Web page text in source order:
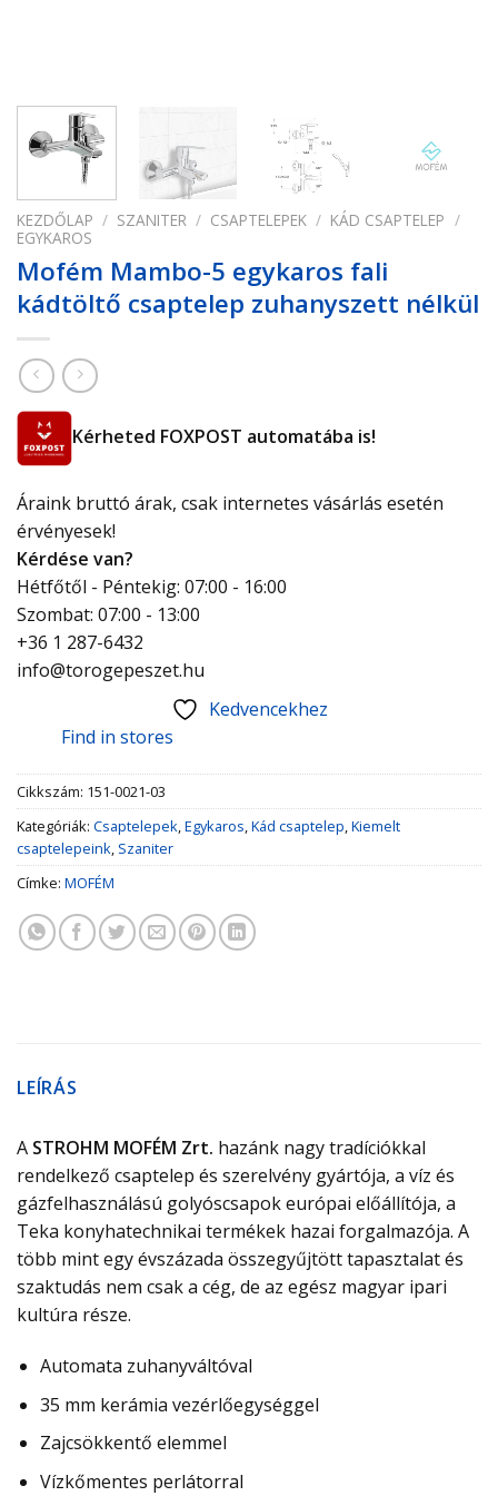
KEZDŐLAP / SZANITER / CSAPTELEPEK / KÁD CSAPTELEP /
EGYKAROS
Mofém Mambo-5 egykaros fali
kádtöltő csaptelep zuhanyszett nélkül
Kérheted FOXPOST automatába is!
Áraink bruttó árak, csak internetes vásárlás esetén
érvényesek!
Kérdése van?
Hétfőtől - Péntekig: 07:00 - 16:00
Szombat: 07:00 - 13:00
+36 1 287-6432
info@torogepeszet.hu
Kedvencekhez
Find in stores
Cikkszám: 151-0021-03
Kategóriák: Csaptelepek,Egykaros,Kád csaptelep,Kiemelt
csaptelepeink, Szaniter
Címke: MOFÉM
LEÍRÁS
A STROHM MOFÉM Zrt. hazánk nagy tradíciókkal
rendelkező csaptelep és szerelvény gyártója, a víz és
gázfelhasználású golyóscsapok európai előállítója, a
Teka konyhatechnikai termékek hazai forgalmazója. A
több mint egy évszázada összegyűjtött tapasztalat és
szaktudás nem csak a cég, de az egész magyar ipari
kultúra része.
Automata zuhanyváltóval
35 mm kerámia vezérlőegységgel
Zajcsökkentő elemmel
Vízkőmentes perlátorral